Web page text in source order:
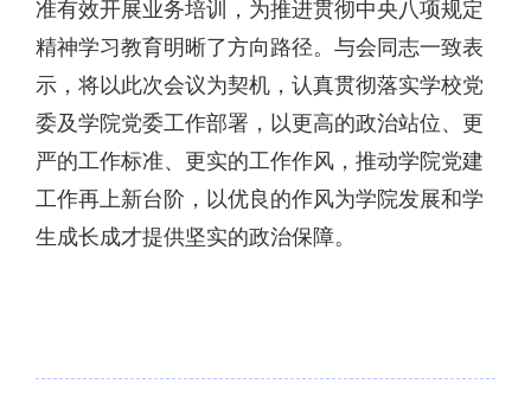
准有效开展业务培训，为推进贯彻中央八项规定
精神学习教育明晰了方向路径。与会同志一致表
示，将以此次会议为契机，认真贯彻落实学校党
委及学院党委工作部署，以更高的政治站位、更
严的工作标准、更实的工作作风，推动学院党建
工作再上新台阶，以优良的作风为学院发展和学
生成长成才提供坚实的政治保障。